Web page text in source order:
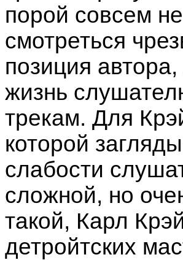
порой совсем
смотреться
позиция
жизнь
трекам. Для
которой
слабости
сложной, но
такой, Карл
детройтских